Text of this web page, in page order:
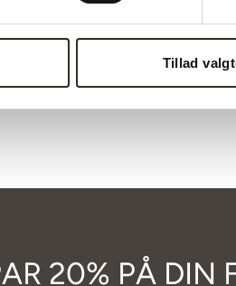
Tillad
20% PÅ DIN